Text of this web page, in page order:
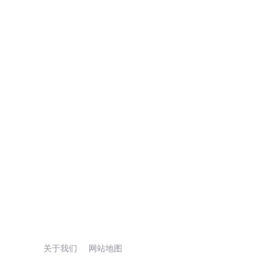
关于我们 网站地图